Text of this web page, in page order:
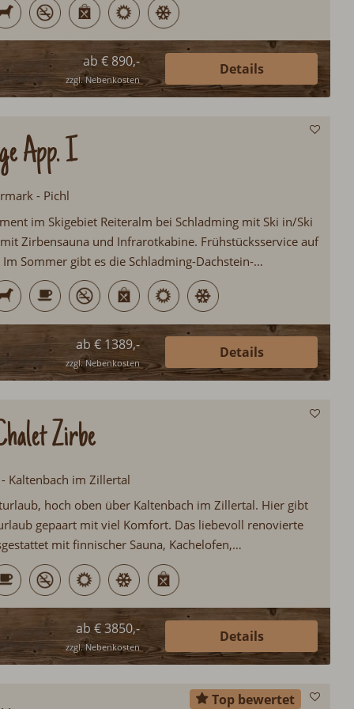
offen...
ab € 890,-
zzgl. Nebenkosten
Details
App. I
- Pichl
im Skigebiet Reiteralm bei Schladming mit Ski in/Ski
Zirbensauna und Infrarotkabine. Frühstücksservice auf
Sommer gibt es die Schladming-Dachstein-
Attraktionen für alle Gäste. Großer
für Kinder...
ab € 1389,-
zzgl. Nebenkosten
Details
Zirbe
Kaltenbach im Zillertal
hoch oben über Kaltenbach im Zillertal. Hier gibt
gepaart mit viel Komfort. Das liebevoll renovierte
mit finnischer Sauna, Kachelofen,
Ski in/Ski out, Sonnenterrasse, Weinklimaschrank
gibt es auch jeden Morgen frisches Backwaren in das
ab € 3850,-
zzgl. Nebenkosten
Details
Top bewertet